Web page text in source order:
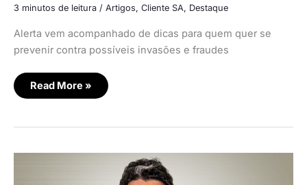
3 minutos de leitura / Artigos, Cliente SA, Destaque
Alerta vem acompanhado de dicas para quem quer se
prevenir contra possíveis invasões e fraudes
Read More »
Qualicorp